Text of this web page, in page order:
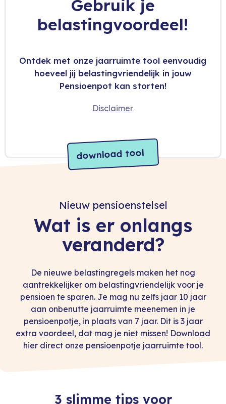
Gebruik je
belastingvoordeel!
Ontdek met onze jaarruimte tool eenvoudig
hoeveel jij belastingvriendelijk in jouw
Pensioenpot kan storten!
Disclaimer
Voordat je downloadt ...
Ik ben ondernemer zonder
personeel
Ik ben ondernemer met
personeel
Ik ben werknemer in loondienst
Naam
E-mail
download tool
Nieuw pensioenstelsel
Wat is er onlangs
veranderd?
De nieuwe belastingregels maken het nog
aantrekkelijker om belastingvriendelijk voor je
pensioen te sparen. Je mag nu zelfs jaar 10 jaar
aan onbenutte jaarruimte meenemen in je
pensioenpotje, in plaats van 7 jaar. Dit is 3 jaar
extra voordeel, dat mag je niet missen! Download
hier direct onze pensioenpotje jaarruimte tool.
3 slimme tips voor